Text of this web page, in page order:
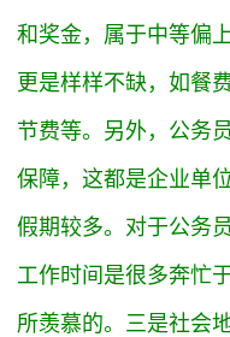
和奖金，属于中等偏
更是样样不缺，如餐
节费等。另外，公务
保障，这都是企业单
假期较多。对于公务
工作时间是很多奔忙
所羡慕的。三是社会